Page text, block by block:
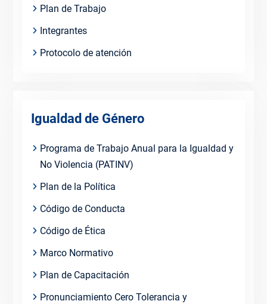
Plan de Trabajo
Integrantes
Protocolo de atención
Igualdad de Género
Programa de Trabajo Anual para la Igualdad y
No Violencia (PATINV)
Plan de la Política
Código de Conducta
Código de Ética
Marco Normativo
Plan de Capacitación
Pronunciamiento Cero Tolerancia y